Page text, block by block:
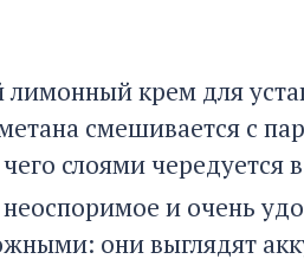
крем для
смешивается с
слоями чередуется
неоспоримое и очень
они выглядят